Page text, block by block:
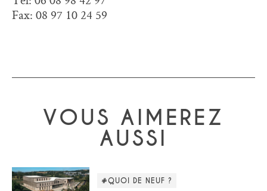
Fax: 08 97 10 24 59
VOUS AIMEREZ
AUSSI
#QUOI DE NEUF ?